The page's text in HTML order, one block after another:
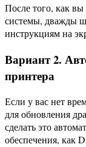
После того, как
системы, дважды
инструкциям на
Вариант 2.
принтера
Если у вас нет
для обновления
сделать это
обеспечения, как